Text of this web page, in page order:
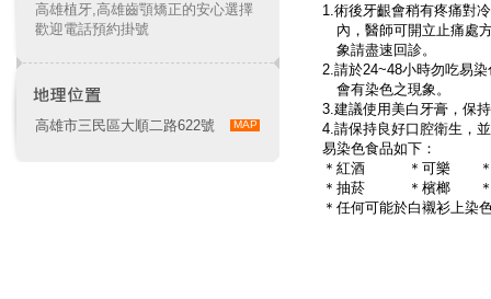
高雄植牙,高雄齒顎矯正的安心選擇
歡迎電話預約掛號
MAP
高雄市三民區大順二路622號
1.術後牙齦會稍有疼痛對
內，醫師可開立止痛處
象請盡速回診。
2.請於24~48小時勿吃易
會有染色之現象。
3.建議使用美白牙膏，保
4.請保持良好口腔衛生，
易染色食品如下：
＊紅酒 ＊可樂 ＊
＊抽菸 ＊檳榔 ＊
＊任何可能於白襯衫上染